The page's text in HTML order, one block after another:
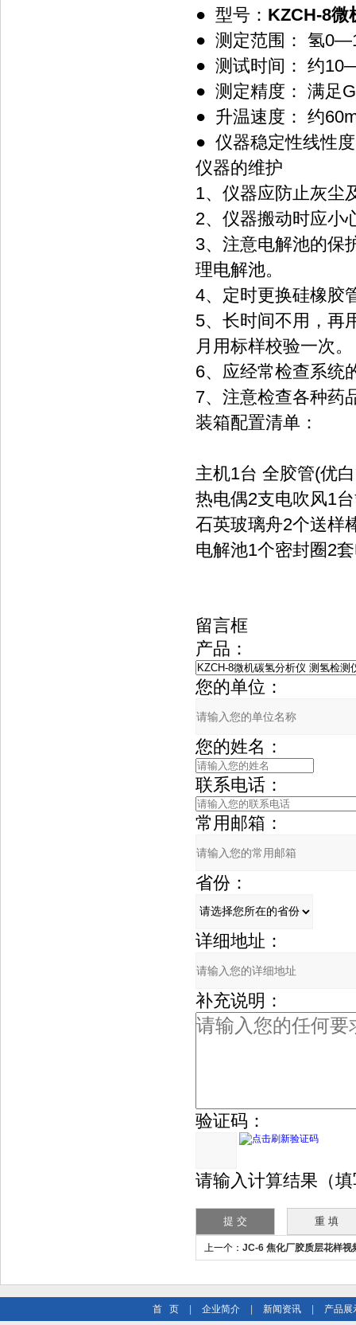
● 型号： KZCH-8微
● 测定范围：
● 测试时间： 约
● 测定精度： 满
● 升温速度： 约
● 仪器稳定性线性度
仪器的维护
1、仪器应防止灰尘
2、仪器搬动时应小心
3、注意电解池的
理电解池。
4、定时更换硅橡胶管
5、长时间不用，
月用标样校验一次。
6、应经常检查系统的
7、注意检查各种药
装箱配置清单：
主机1台 全胶管(优
热电偶2支电吹风1台
石英玻璃舟2个送样
电解池1个密封圈2套
留言框
产品：
您的单位：
您的姓名：
联系电话：
常用邮箱：
省份：
详细地址：
补充说明：
验证码：
请输入计算结果（填写
上一个： JC-6 焦化厂胶质层花样视
首 页 企业简介 新闻资讯 产品展